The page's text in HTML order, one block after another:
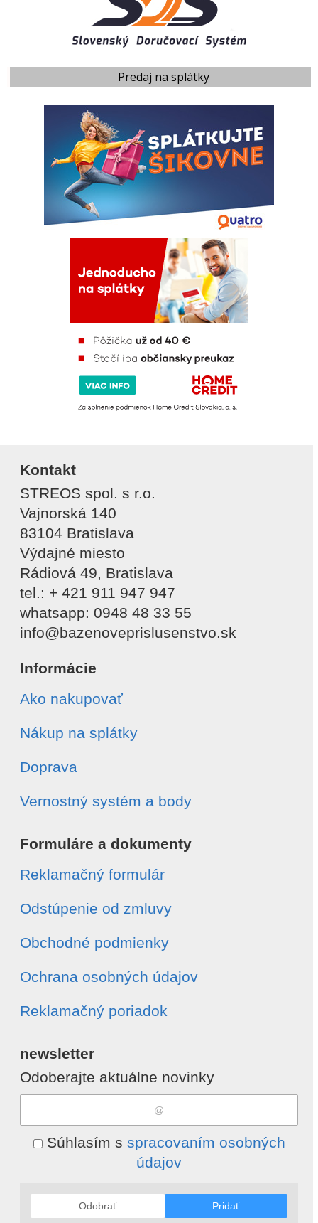
Predaj na splátky
Kontakt
STREOS spol. s r.o.
Vajnorská 140
83104 Bratislava
Výdajné miesto
Rádiová 49, Bratislava
tel.: + 421 911 947 947
whatsapp: 0948 48 33 55
info@bazenoveprislusenstvo.sk
Informácie
Ako nakupovať
Nákup na splátky
Doprava
Vernostný systém a body
Formuláre a dokumenty
Reklamačný formulár
Odstúpenie od zmluvy
Obchodné podmienky
Ochrana osobných údajov
Reklamačný poriadok
newsletter
Odoberajte aktuálne novinky
Súhlasím s spracovaním osobných
údajov
Odobrať Pridať